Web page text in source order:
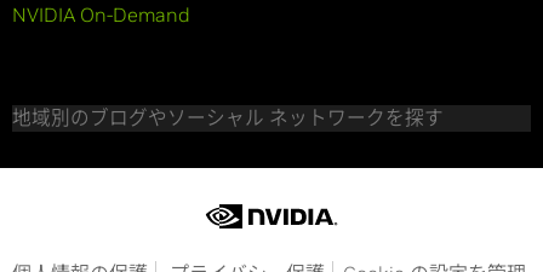
NVIDIA On-Demand
地域別のブログやソーシャル ネットワークを探す